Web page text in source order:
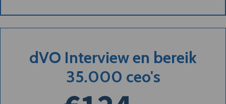
dVO Interview en bereik
35.000 ceo's